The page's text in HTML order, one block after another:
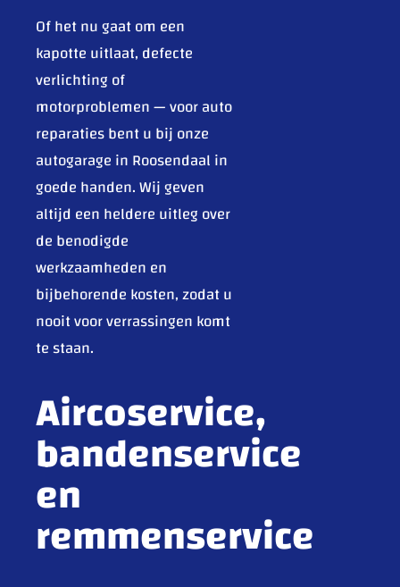
Of het nu gaat om een
kapotte uitlaat, defecte
verlichting of
motorproblemen — voor auto
reparaties bent u bij onze
autogarage in Roosendaal in
goede handen. Wij geven
altijd een heldere uitleg over
de benodigde
werkzaamheden en
bijbehorende kosten, zodat u
nooit voor verrassingen komt
te staan.
Aircoservice,
bandenservice
en
remmenservice